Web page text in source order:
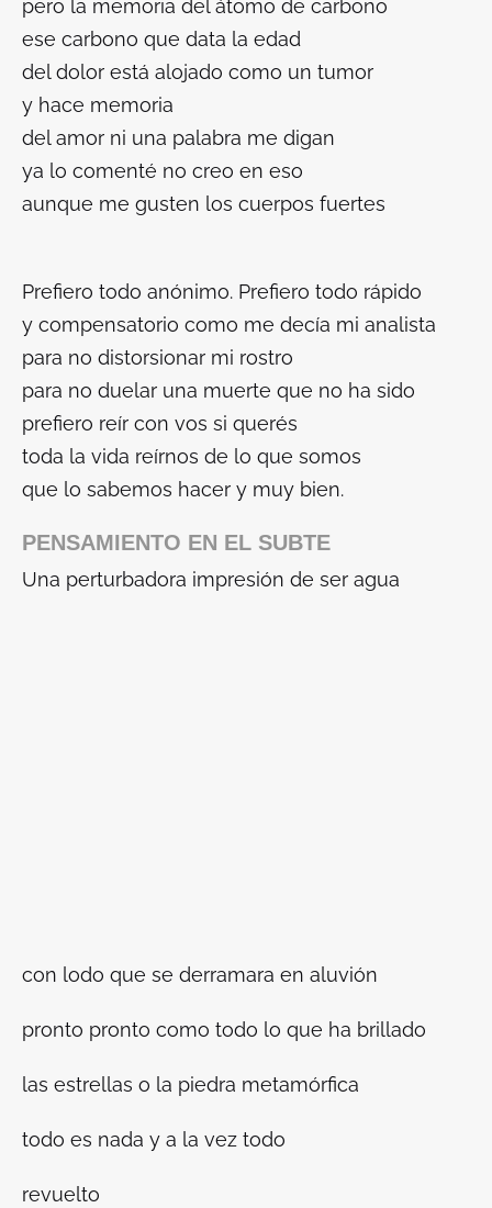
pero la memoria del átomo de carbono
ese carbono que data la edad
del dolor está alojado como un tumor
y hace memoria
del amor ni una palabra me digan
ya lo comenté no creo en eso
aunque me gusten los cuerpos fuertes
Prefiero todo anónimo. Prefiero todo rápido
y compensatorio como me decía mi analista
para no distorsionar mi rostro
para no duelar una muerte que no ha sido
prefiero reír con vos si querés
toda la vida reírnos de lo que somos
que lo sabemos hacer y muy bien.
PENSAMIENTO EN EL SUBTE
Una perturbadora impresión de ser agua
con lodo que se derramara en aluvión
pronto pronto como todo lo que ha brillado
las estrellas o la piedra metamórfica
todo es nada y a la vez todo
revuelto